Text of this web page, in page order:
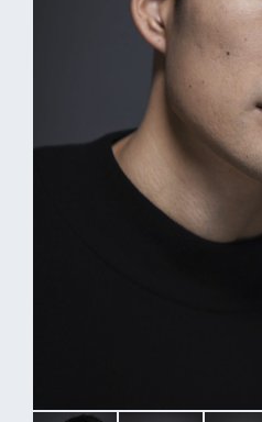
animo actors source
小野賢章 OFFICIAL FANCLUB
オンライン・ショップ